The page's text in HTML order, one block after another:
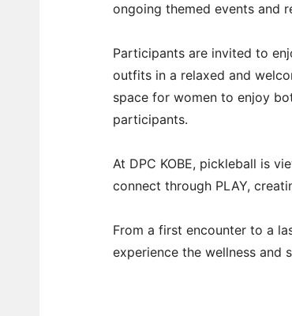
ongoing themed events and
Participants are invited to
outfits in a relaxed and
space for women to enjoy
participants.
At DPC KOBE, pickleball is
connect through PLAY,
From a first encounter to a
experience the wellness and